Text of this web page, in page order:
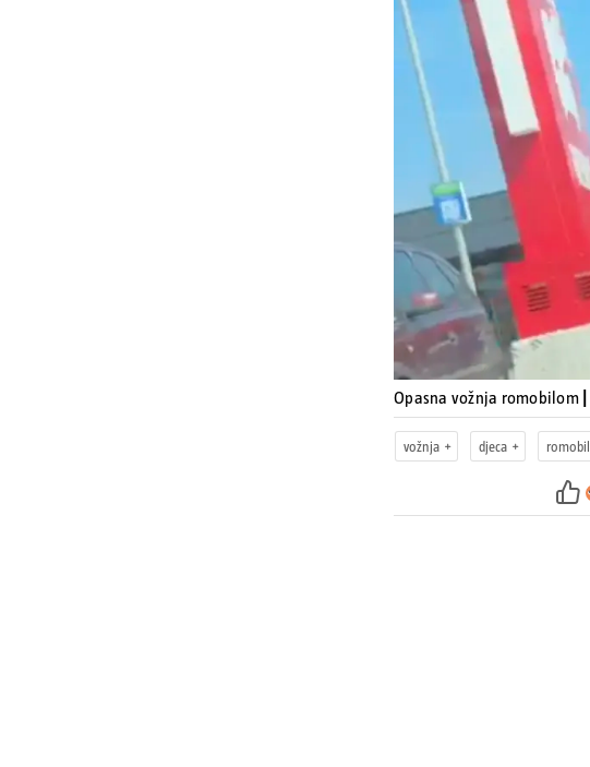
Opasna vožnja romobilom
vožnja djeca romobil